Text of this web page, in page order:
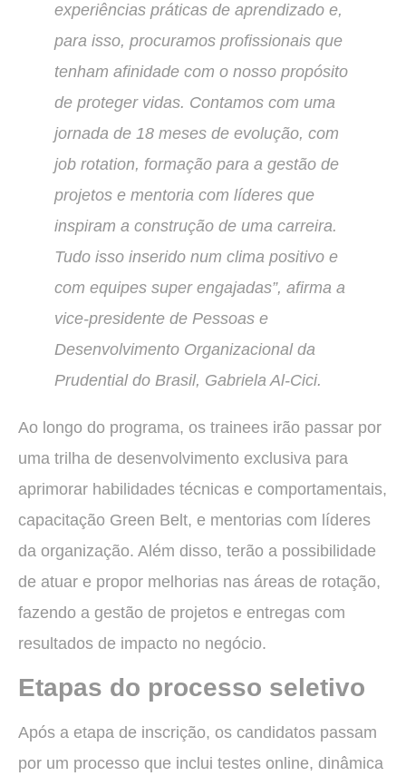
experiências práticas de aprendizado e,
para isso, procuramos profissionais que
tenham afinidade com o nosso propósito
de proteger vidas. Contamos com uma
jornada de 18 meses de evolução, com
job rotation, formação para a gestão de
projetos e mentoria com líderes que
inspiram a construção de uma carreira.
Tudo isso inserido num clima positivo e
com equipes super engajadas”, afirma a
vice-presidente de Pessoas e
Desenvolvimento Organizacional da
Prudential do Brasil, Gabriela Al-Cici.
Ao longo do programa, os trainees irão passar por
uma trilha de desenvolvimento exclusiva para
aprimorar habilidades técnicas e comportamentais,
capacitação Green Belt, e mentorias com líderes
da organização. Além disso, terão a possibilidade
de atuar e propor melhorias nas áreas de rotação,
fazendo a gestão de projetos e entregas com
resultados de impacto no negócio.
Etapas do processo seletivo
Após a etapa de inscrição, os candidatos passam
por um processo que inclui testes online, dinâmica